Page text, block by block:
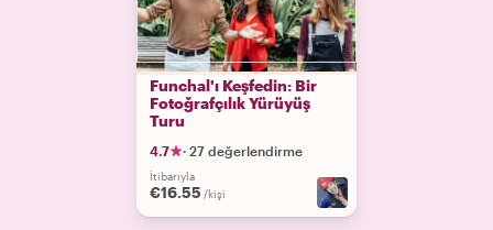
Funchal'ı Keşfedin: Bir
Fotoğrafçılık Yürüyüş
Turu
4.7 · 27 değerlendirme
İtibarıyla
€16.55 /kişi